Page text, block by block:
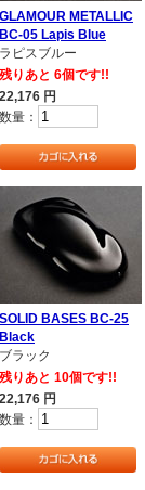
GLAMOUR METALLIC
BC-05 Lapis Blue
ラピスブルー
残りあと 6個です!!
22,176 円
数量：
SOLID BASES BC-25
Black
ブラック
残りあと 10個です!!
22,176 円
数量：